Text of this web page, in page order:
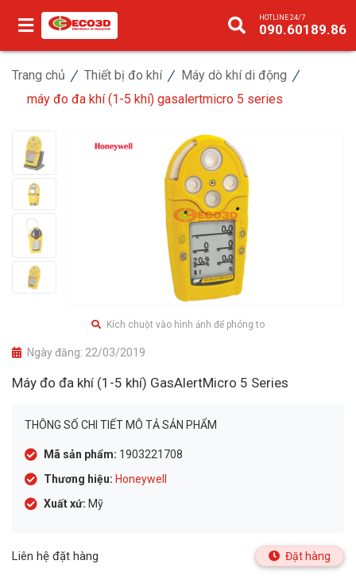
HOTLINE 24/7
090.60189.86
Trang chủ Thiết bị đo khí
Máy dò khí di động
máy đo đa khí (1-5 khí) gasalertmicro 5 series
Kích chuột vào hình ảnh để phóng to
Ngày đăng: 22/03/2019
Máy đo đa khí (1-5 khí) GasAlertMicro 5 Series
THÔNG SỐ CHI TIẾT MÔ TẢ SẢN PHẨM
Mã sản phẩm: 1903221708
Thương hiệu: Honeywell
Xuất xứ: Mỹ
Liên hệ đặt hàng Đặt hàng